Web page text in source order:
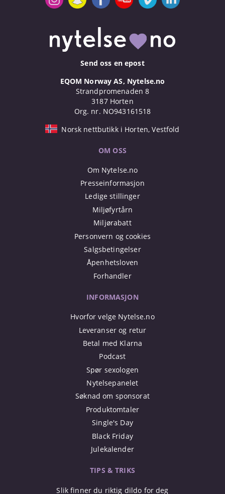
Send oss en epost
EQOM Norway AS, Nytelse.no
Strandpromenaden 8
3187 Horten
Org. nr. NO943161518
Norsk nettbutikk i Horten, Vestfold
OM OSS
Om Nytelse.no
Presseinformasjon
Ledige stillinger
Miljøfyrtårn
Miljørabatt
Personvern og cookies
Salgsbetingelser
Åpenhetsloven
Forhandler
INFORMASJON
Hvorfor velge Nytelse.no
Leveranser og retur
Betal med Klarna
Podcast
Spør sexologen
Nytelsepanelet
Søknad om sponsorat
Produktomtaler
Single's Day
Black Friday
Julekalender
TIPS & TRIKS
Slik finner du riktig dildo for deg